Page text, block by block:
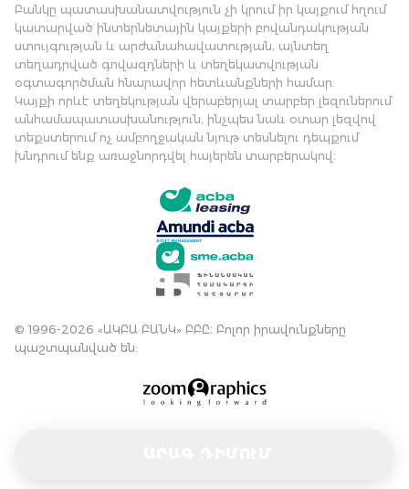
Բանկը պատասխանատվություն չի կրում իր կայքում հղում
կատարված ինտերնետային կայքերի բովանդակության
ստույգության և արժանահավատության, այնտեղ
տեղադրված գովազդների և տեղեկատվության
օգտագործման հնարավոր հետևանքների համար:
Կայքի որևէ տեղեկության վերաբերյալ տարբեր լեզուներում
անհամապատասխանություն, ինչպես նաև օտար լեզվով
տեքստերում ոչ ամբողջական նյութ տեսնելու դեպքում
խնդրում ենք առաջնորդվել հայերեն տարբերակով։
© 1996-2026 «ԱԿԲԱ ԲԱՆԿ» ԲԲԸ։ Բոլոր իրավունքները
պաշտպանված են: